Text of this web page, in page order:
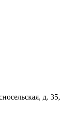
д. 35,